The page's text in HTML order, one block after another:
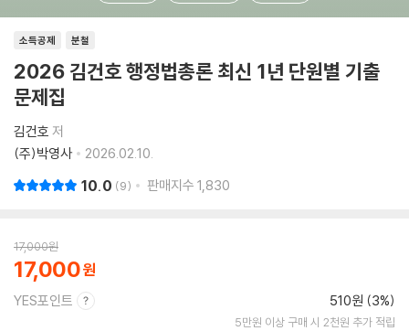
소득공제 분철
2026 김건호 행정법총론 최신 1년 단원별 기출
문제집
김건호 저
(주)박영사
2026.02.10.
10.0 9 판매지수 1,830
17,000원
17,000
YES포인트 510원 (3%)
5만원 이상 구매 시 2천원 추가 적립